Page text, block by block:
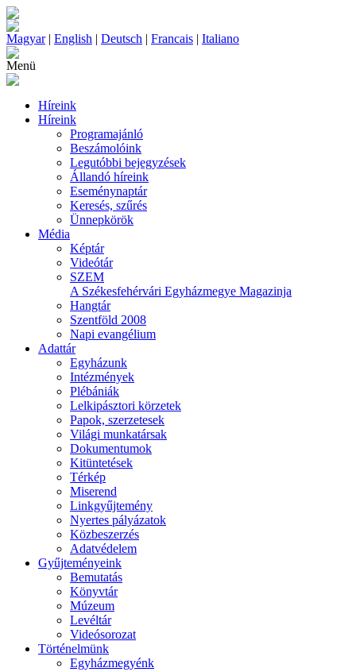
Magyar| English | Deutsch | Francais | Italiano
Menü
Híreink
Híreink
Programajánló
Beszámolóink
Legutóbbi bejegyzések
Állandó híreink
Eseménynaptár
Keresés, szűrés
Ünnepkörök
Média
Képtár
Videótár
SZEM
A Székesfehérvári Egyházmegye Magazinja
Hangtár
Szentföld 2008
Napi evangélium
Adattár
Egyházunk
Intézmények
Plébániák
Lelkipásztori körzetek
Papok, szerzetesek
Világi munkatársak
Dokumentumok
Kitüntetések
Térkép
Miserend
Linkgyűjtemény
Nyertes pályázatok
Közbeszerzés
Adatvédelem
Gyűjteményeink
Bemutatás
Könyvtár
Múzeum
Levéltár
Videósorozat
Történelmünk
Egyházmegyénk